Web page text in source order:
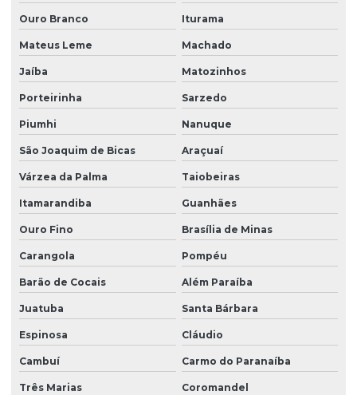
Ouro Branco Iturama
Mateus Leme Machado
Jaíba Matozinhos
Porteirinha Sarzedo
Piumhi Nanuque
São Joaquim de Bicas Araçuaí
Várzea da Palma Taiobeiras
Itamarandiba Guanhães
Ouro Fino Brasília de Minas
Carangola Pompéu
Barão de Cocais Além Paraíba
Juatuba Santa Bárbara
Espinosa Cláudio
Cambuí Carmo do Paranaíba
Três Marias Coromandel